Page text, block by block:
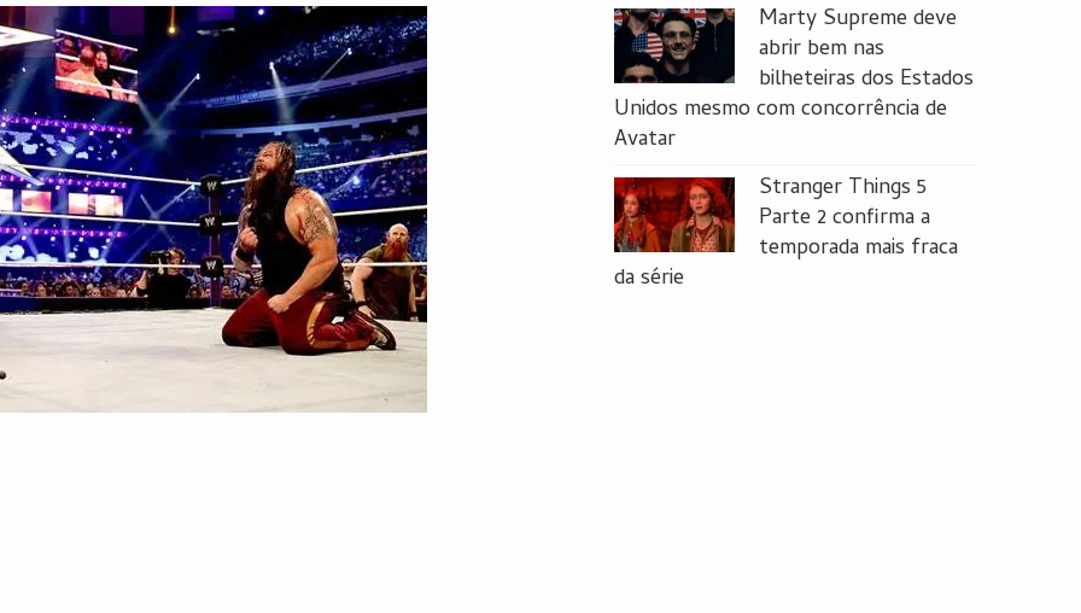
Marty Supreme deve
abrir bem nas
bilheteiras dos Estados
Unidos mesmo com concorrência de
Avatar
Stranger Things 5
Parte 2 confirma a
temporada mais fraca
da série